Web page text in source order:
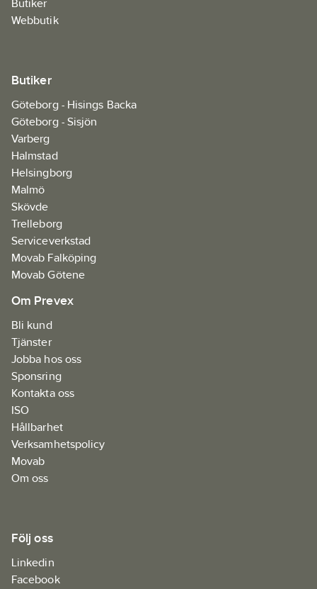
Butiker
Webbutik
Butiker
Göteborg - Hisings Backa
Göteborg - Sisjön
Varberg
Halmstad
Helsingborg
Malmö
Skövde
Trelleborg
Serviceverkstad
Movab Falköping
Movab Götene
Om Prevex
Bli kund
Tjänster
Jobba hos oss
Sponsring
Kontakta oss
ISO
Hållbarhet
Verksamhetspolicy
Movab
Om oss
Följ oss
Linkedin
Facebook